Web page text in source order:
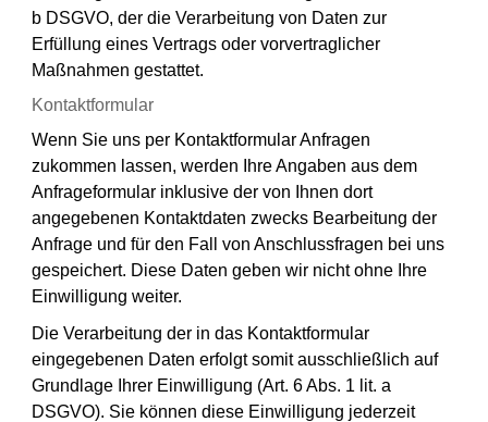
b DSGVO, der die Verarbeitung von Daten zur
Erfüllung eines Vertrags oder vorvertraglicher
Maßnahmen gestattet.
Kontaktformular
Wenn Sie uns per Kontaktformular Anfragen
zukommen lassen, werden Ihre Angaben aus dem
Anfrageformular inklusive der von Ihnen dort
angegebenen Kontaktdaten zwecks Bearbeitung der
Anfrage und für den Fall von Anschlussfragen bei uns
gespeichert. Diese Daten geben wir nicht ohne Ihre
Einwilligung weiter.
Die Verarbeitung der in das Kontaktformular
eingegebenen Daten erfolgt somit ausschließlich auf
Grundlage Ihrer Einwilligung (Art. 6 Abs. 1 lit. a
DSGVO). Sie können diese Einwilligung jederzeit